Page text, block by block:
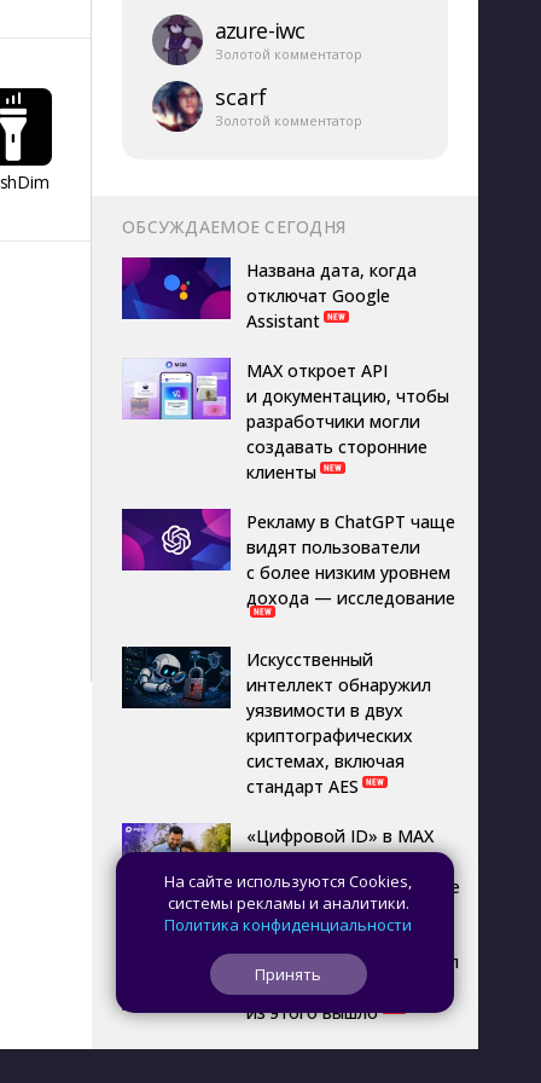
azure-​iwc
Золотой комментатор
scarf
Золотой комментатор
ОБСУЖДАЕМОЕ СЕГОДНЯ
Названа дата, когда
отключат Google
Assistant
MAX откроет API
и документацию, чтобы
разработчики могли
создавать сторонние
клиенты
Рекламу в ChatGPT чаще
видят пользователи
с более низким уровнем
дохода — исследование
Искусственный
интеллект обнаружил
уязвимости в двух
криптографических
системах, включая
стандарт AES
«Цифровой ID» в MAX
теперь могут создавать
пользователи в возрасте
14 лет
Пользователь превратил
NAS в игровой ПК: что
из этого вышло
На сайте используются Cookies,
системы рекламы и аналитики.
Политика конфиденциальности
Принять